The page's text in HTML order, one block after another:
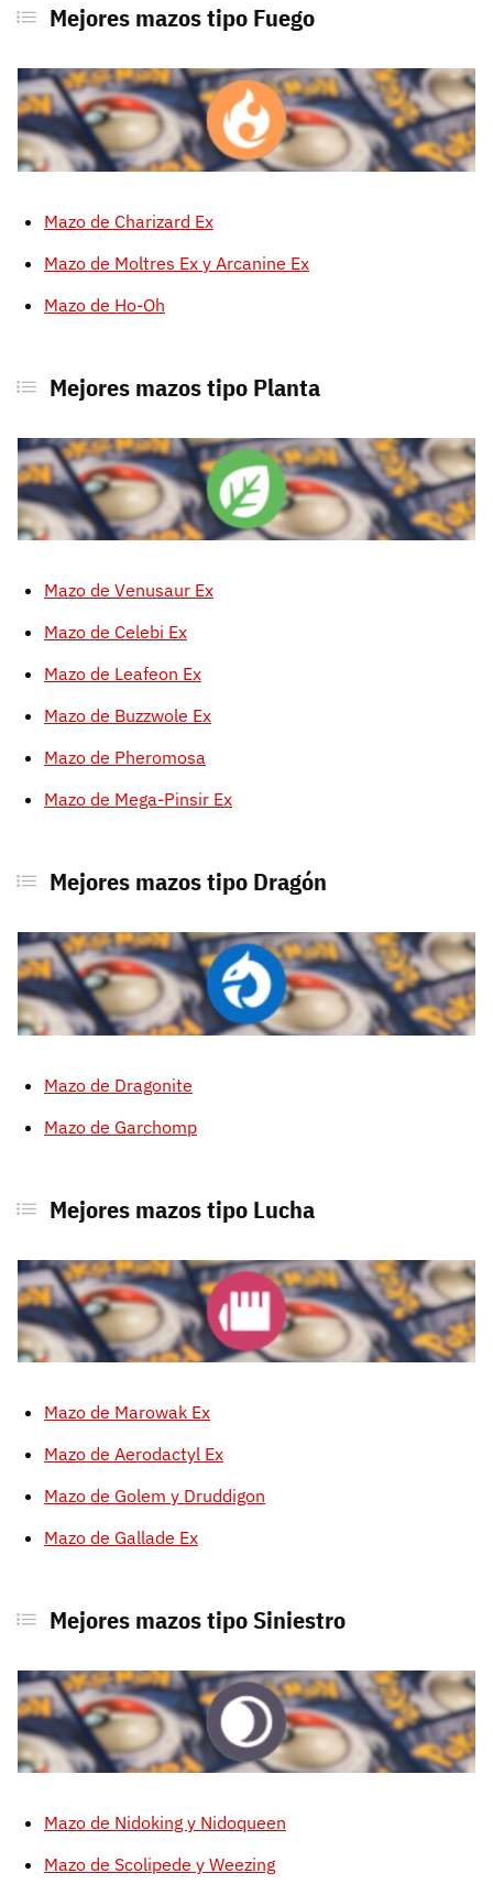
Mejores mazos tipo Fuego
Mazo de Charizard Ex
Mazo de Moltres Ex y Arcanine Ex
Mazo de Ho-Oh
Mejores mazos tipo Planta
Mazo de Venusaur Ex
Mazo de Celebi Ex
Mazo de Leafeon Ex
Mazo de Buzzwole Ex
Mazo de Pheromosa
Mazo de Mega-Pinsir Ex
Mejores mazos tipo Dragón
Mazo de Dragonite
Mazo de Garchomp
Mejores mazos tipo Lucha
Mazo de Marowak Ex
Mazo de Aerodactyl Ex
Mazo de Golem y Druddigon
Mazo de Gallade Ex
Mejores mazos tipo Siniestro
Mazo de Nidoking y Nidoqueen
Mazo de Scolipede y Weezing